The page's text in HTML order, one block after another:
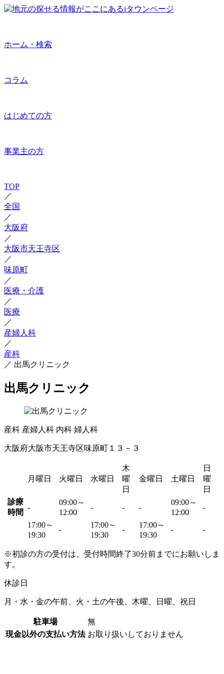
ホーム・検索
コラム
はじめての方
事業主の方
TOP
／
全国
／
大阪府
／
大阪市天王寺区
／
味原町
／
医療・介護
／
医療
／
産婦人科
／
産科
／ 出馬クリニック
出馬クリニック
産科 産婦人科 内科 婦人科
大阪府大阪市天王寺区味原町１３－３
月曜日 火曜日 水曜日
木
曜
日
金曜日 土曜日
日
曜
日
診療
時間
-
09:00～
12:00
- - -
09:00～
12:00
-
17:00～
19:30
-
17:00～
19:30
-
17:00～
19:30
- -
※初診の方の受付は、受付時間終了30分前までにお願いしま
す。
休診日
月・水・金の午前、火・土の午後、木曜、日曜、祝日
駐車場
無
現金以外の支払い方法 お取り扱いしておりません